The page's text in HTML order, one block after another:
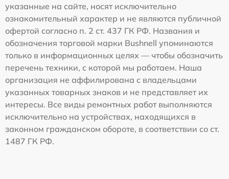
указанные на сайте, носят исключительно
ознакомительный характер и не являются публичной
офертой согласно п. 2 ст. 437 ГК РФ. Названия и
обозначения торговой марки Bushnell упоминаются
только в информационных целях — чтобы обозначить
перечень техники, с которой мы работаем. Наша
организация не аффилирована с владельцами
указанных товарных знаков и не представляет их
интересы. Все виды ремонтных работ выполняются
исключительно на устройствах, находящихся в
законном гражданском обороте, в соответствии со ст.
1487 ГК РФ.